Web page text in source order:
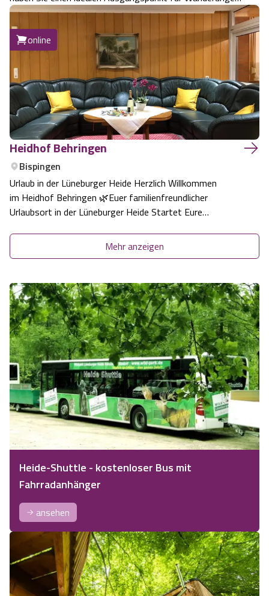
und Radtouren in die Heide. Unser Haus hat 5 sehr schön
aufgeteilte und eingerichtete Ferienwohnungen ,
selbstverständlich mit voll a…
online
Heidhof Behringen
Bispingen
Urlaub in der Lüneburger Heide Herzlich Willkommen
im Heidhof Behringen 🌿Euer familienfreundlicher
Urlaubsort in der Lüneburger Heide Startet Eure
in familiärer Atmosphäre und perfekt für Familien, Paare
oder Gruppen bis zu 40 Personen. 🏡 …
Mehr anzeigen
Heide-Shuttle - kostenloser Bus mit
Fahrradanhänger
ansehen